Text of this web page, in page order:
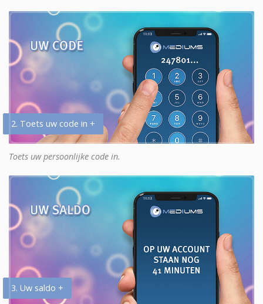
2. Toets uw code in +
Toets uw persoonlijke code in.
3. Uw saldo +